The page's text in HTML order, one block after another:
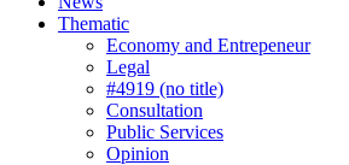
Thematic
Economy and Entrepeneur
Legal
#4919 (no title)
Consultation
Public Services
Opinion